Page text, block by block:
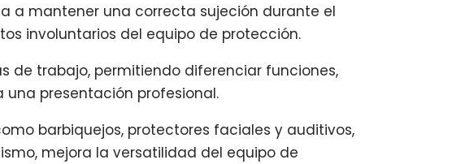
a mantener una correcta sujeción durante el
involuntarios del equipo de protección.
de trabajo, permitiendo diferenciar funciones,
presentación profesional.
barbiquejos, protectores faciales y auditivos,
mejora la versatilidad del equipo de